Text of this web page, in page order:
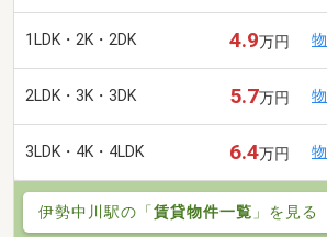
1LDK・2K・2DK 4.9万円
2LDK・3K・3DK 5.7万円
3LDK・4K・4LDK 6.4万円
伊勢中川駅の「賃貸物件一覧 」を見る